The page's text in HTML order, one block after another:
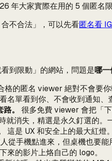
年大家實際在用的 5 個匿名
不合法」，可以先看匿名看
到限動」的網站，問題是哪一
格的匿名 viewer 絕對不會要
名單看到你、不會收到通知
。
很多免費 viewer 會把「
就消失，精選是永久釘選的。
這是 UX 和安全上的最大紅燈。
從手機點進來，但桌機也要能
來的影片上烙自己的 logo。